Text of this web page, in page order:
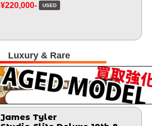
¥220,000- USED
Luxury & Rare
James Tyler